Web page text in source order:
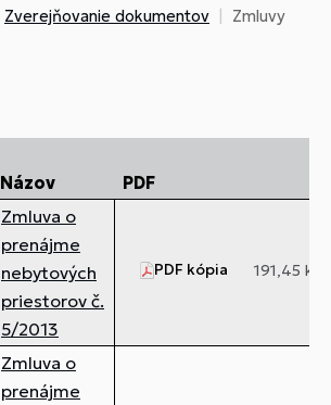
Zverejňovanie dokumentov Zmluvy
Názov PDF
Zmluva o
prenájme
nebytových
priestorov č.
5/2013
PDF kópia 191,45 kB
Zmluva o
prenájme